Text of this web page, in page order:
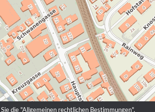
die "Allgemeinen rechtlichen Bestimmungen".